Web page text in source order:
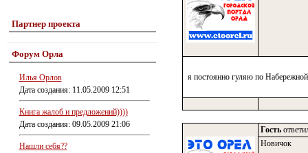
Партнер проекта
Форум Орла
Илья Орлов
Дата создания: 11.05.2009 12:51
Книга жалоб и предложений))))
Дата создания: 09.05.2009 21:06
Нашли себя??
я постоянно гуляю по Набережной
Гость
Новичок